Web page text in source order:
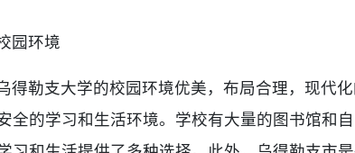
园环境
得勒支大学的校园环境优美，布局合理，现代
全的学习和生活环境。学校有大量的图书馆和